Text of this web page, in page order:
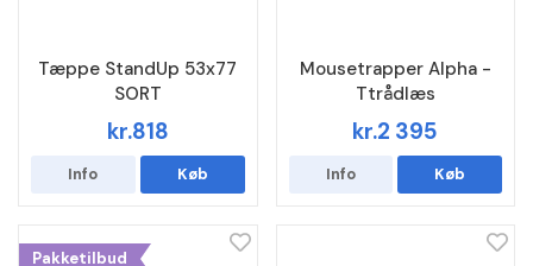
Tæppe StandUp 53x77
SORT
kr.818
Info Køb
Mousetrapper Alpha -
Ttrådlæs
kr.2 395
Info Køb
Pakketilbud